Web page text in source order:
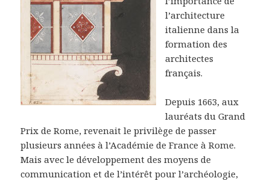
l’architecture
italienne dans la
formation des
architectes
français.
Depuis 1663, aux
lauréats du Grand
Prix de Rome, revenait le privilège de passer
plusieurs années à l’Académie de France à Rome.
Mais avec le développement des moyens de
communication et de l’intérêt pour l’archéologie,